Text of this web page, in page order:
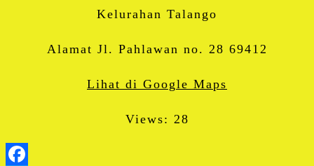
Kelurahan Talango
Alamat Jl. Pahlawan no. 28 69412
Lihat di Google Maps
Views: 28